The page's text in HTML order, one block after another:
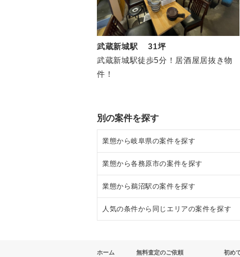
武蔵新城駅 31坪
武蔵新城駅徒歩5分！居酒屋居抜き物
件！
別の案件を探す
業態から岐阜県の案件を探す
岐阜県のそば・うどんの居抜き売却物件
岐阜県の焼肉の居抜き売却物件の案件一
岐阜県のカフェの居抜き売却物件の案件
岐阜県のお弁当・惣菜・デリの居抜き売
業態から各務原市の案件を探す
各務原市のテイクアウトの居抜き売却物
各務原市のお弁当・惣菜・デリの居抜き
業態から鵜沼駅の案件を探す
鵜沼駅のお弁当・惣菜・デリの居抜き売
人気の条件から同じエリアの案件を探す
各務原市の1階の飲食店の居抜き売却物
ホーム 無料査定のご依頼
初め